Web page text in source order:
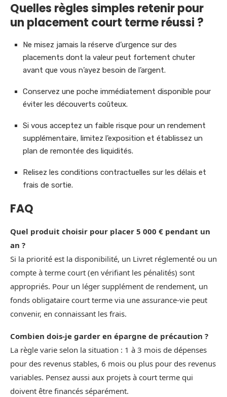
Quelles règles simples retenir pour
un placement court terme réussi ?
Ne misez jamais la réserve d’urgence sur des
placements dont la valeur peut fortement chuter
avant que vous n’ayez besoin de l’argent.
Conservez une poche immédiatement disponible pour
éviter les découverts coûteux.
Si vous acceptez un faible risque pour un rendement
supplémentaire, limitez l’exposition et établissez un
plan de remontée des liquidités.
Relisez les conditions contractuelles sur les délais et
frais de sortie.
FAQ
Quel produit choisir pour placer 5 000 € pendant un
an ?
Si la priorité est la disponibilité, un Livret réglementé ou un
compte à terme court (en vérifiant les pénalités) sont
appropriés. Pour un léger supplément de rendement, un
fonds obligataire court terme via une assurance‑vie peut
convenir, en connaissant les frais.
Combien dois‑je garder en épargne de précaution ?
La règle varie selon la situation : 1 à 3 mois de dépenses
pour des revenus stables, 6 mois ou plus pour des revenus
variables. Pensez aussi aux projets à court terme qui
doivent être financés séparément.